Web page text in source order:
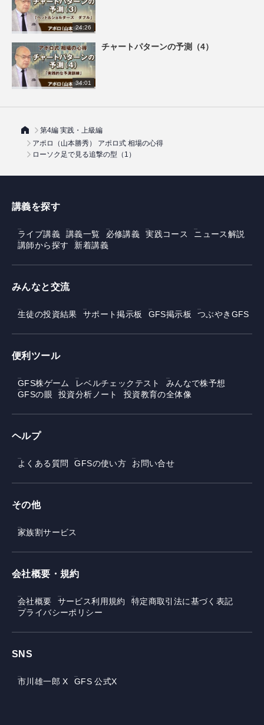
24:26
34:01
チャートパターンの予測（4）
第4編 実践・上級編
アポロ（山本勝秀） アポロ式 相場の心得
ローソク足で見る追撃の型（1）
講義を探す
ライブ講義 講義一覧 必修講義 実践コース
ニュース解説
講師から探す
新着講義
みんなと交流
生徒の投資結果 サポート掲示板 GFS掲示板 つぶやきGFS
便利ツール
GFS株ゲーム レベルチェックテスト
みんなで株予想
GFSの眼
投資分析ノート 投資教育の全体像
ヘルプ
よくある質問 GFSの使い方 お問い合せ
その他
家族割サービス
会社概要・規約
会社概要 サービス利用規約
特定商取引法に基づく表記
プライバシーポリシー
SNS
市川雄一郎 X GFS 公式X